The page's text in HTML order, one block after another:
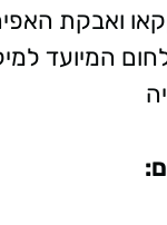
ואבקת
המיועד